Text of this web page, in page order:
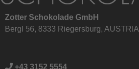
Zotter Schokolade GmbH
Bergl 56, 8333 Riegersburg, AUSTRIA
+43 3152 5554